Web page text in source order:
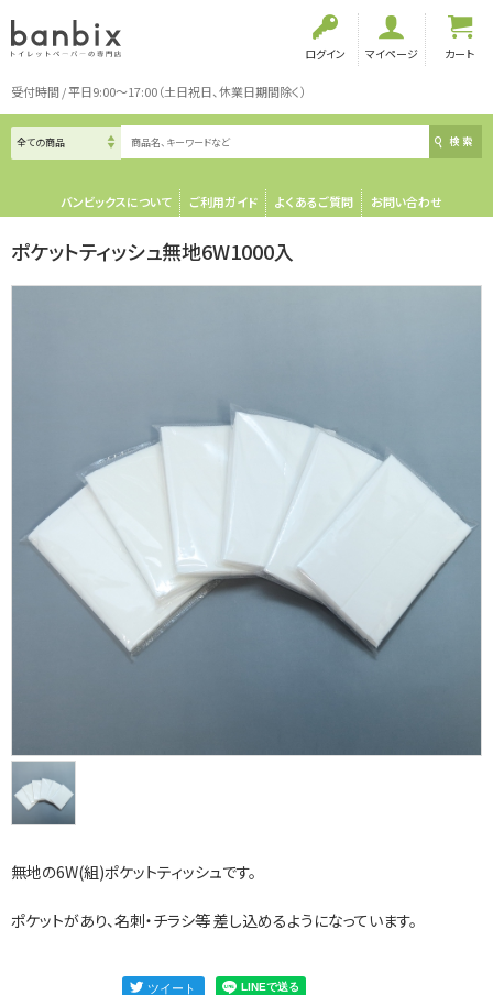
ログイン マイページ カート
受付時間 / 平日9:00～17:00（土日祝日、休業日期間除く）
検索
バンビックスについて ご利用ガイド よくあるご質問 お問い合わせ
ポケットティッシュ無地6W1000入
無地の6W(組)ポケットティッシュです。
ポケットがあり、名刺・チラシ等 差し込めるようになっています。